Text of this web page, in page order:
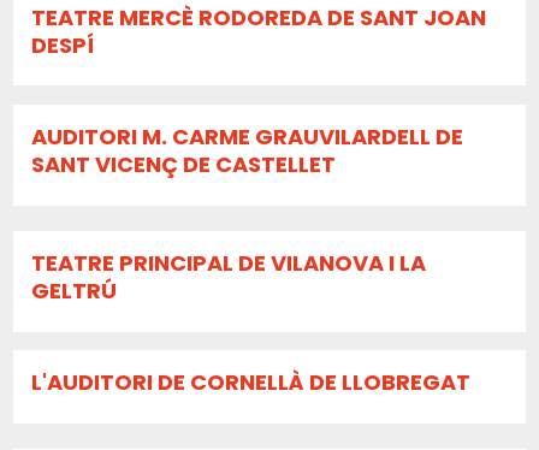
TEATRE MERCÈ RODOREDA DE SANT JOAN
DESPÍ
AUDITORI M. CARME GRAUVILARDELL DE
SANT VICENÇ DE CASTELLET
TEATRE PRINCIPAL DE VILANOVA I LA
GELTRÚ
L'AUDITORI DE CORNELLÀ DE LLOBREGAT